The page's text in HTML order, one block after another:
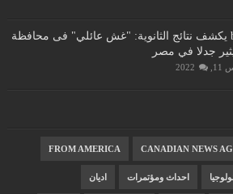
موقعbbc يكشف نتائج الثانوية: "غش عائلي" فى محافظة
جدلا في مصر
CANADIAN NEWS
FROM AMERICA
احداث ومؤتمرات اديان